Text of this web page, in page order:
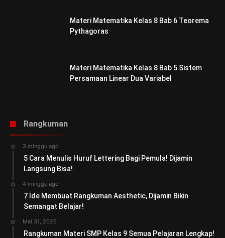
Materi Matematika Kelas 8 Bab 6 Teorema
Pythagoras
Materi Matematika Kelas 8 Bab 5 Sistem
Persamaan Linear Dua Variabel
Rangkuman
3 minggu ago
5 Cara Menulis Huruf Lettering Bagi Pemula! Dijamin
Langsung Bisa!
4 minggu ago
7 Ide Membuat Rangkuman Aesthetic, Dijamin Bikin
Semangat Belajar!
Mei 31, 2026
Rangkuman Materi SMP Kelas 9 Semua Pelajaran Lengkap!